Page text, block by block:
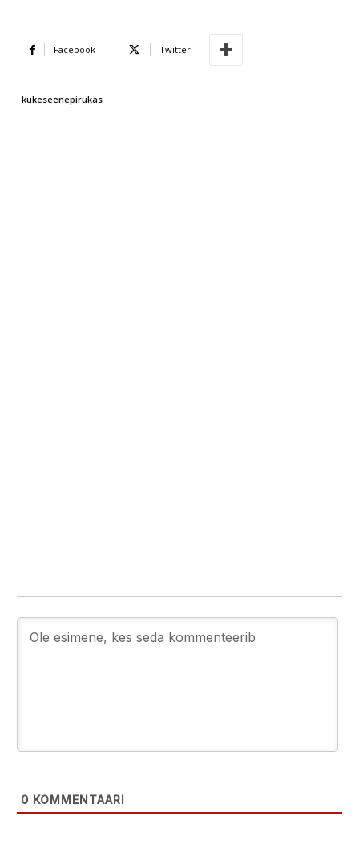
Facebook Twitter
kukeseenepirukas
0 KOMMENTAARI